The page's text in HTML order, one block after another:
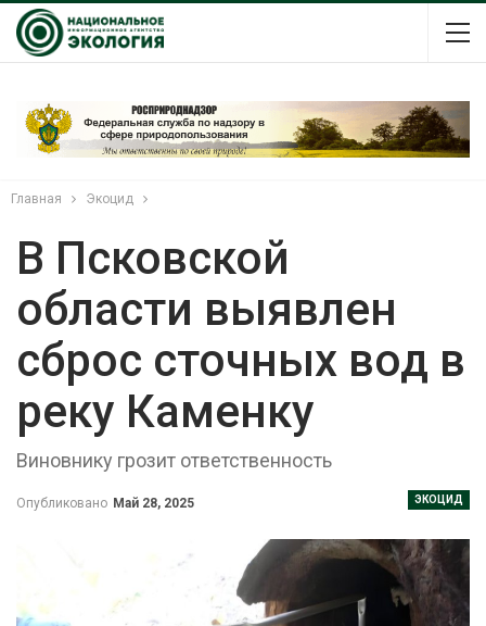
Главная Экоцид
В Псковской
области выявлен
сброс сточных вод в
реку Каменку
Виновнику грозит ответственность
ЭКОЦИД
Опубликовано Май 28, 2025